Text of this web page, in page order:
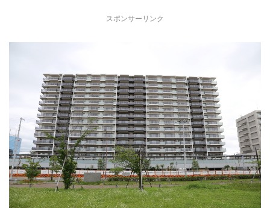
スポンサーリンク